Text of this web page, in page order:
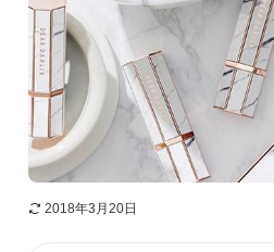
2018年3月20日